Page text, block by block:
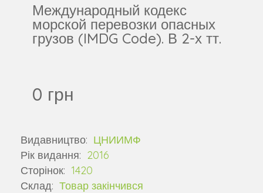
Международный кодекс
морской перевозки опасных
грузов (IMDG Code). В 2-х тт.
0 грн
Видавництво: ЦНИИМФ
Рік видання: 2016
Сторінок: 1420
Склад: Товар закінчився